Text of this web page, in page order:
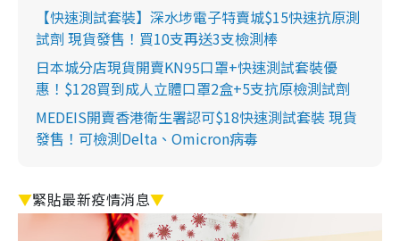
【快速測試套裝】深水埗電子特賣城$15快速抗原測
試劑 現貨發售！買10支再送3支檢測棒
日本城分店現貨開賣KN95口罩+快速測試套裝優
惠！$128買到成人立體口罩2盒+5支抗原檢測試劑
MEDEIS開賣香港衛生署認可$18快速測試套裝 現貨
發售！可檢測Delta、Omicron病毒
▼緊貼最新疫情消息▼